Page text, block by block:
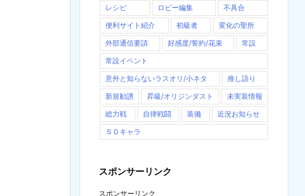
レシピ ロビー編集 不具合
便利サイト紹介 初級者 変化の聖所
外部通信要請 好感度/誓約/花束 常設
常設イベント
意外と知らないラスオリ/小ネタ 推し語り
新規勧誘 昇級/オリジンダスト 未実装情報
総力戦 自律戦闘 装備 近況お知らせ
ＳＤキャラ
スポンサーリンク
スポンサーリンク